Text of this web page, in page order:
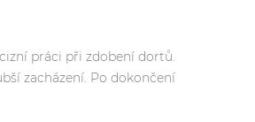
práci při zdobení dortů.
zacházení. Po dokončení